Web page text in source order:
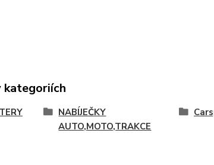
kategoriích
NABÍJEČKY
AUTO,MOTO,TRAKCE